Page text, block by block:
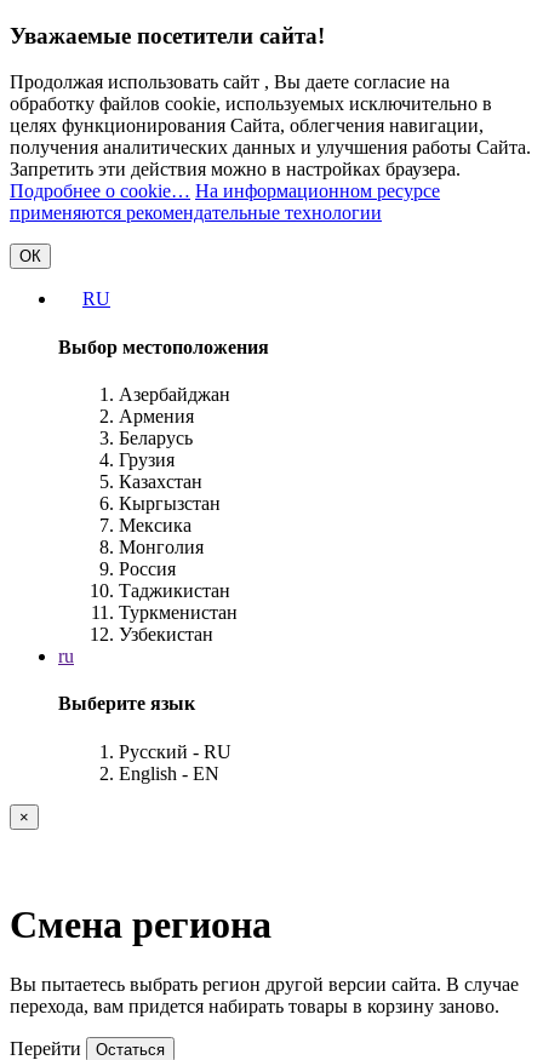
Уважаемые посетители сайта!
Продолжая использовать сайт , Вы даете согласие на
обработку файлов cookie, используемых исключительно в
целях функционирования Сайта, облегчения навигации,
получения аналитических данных и улучшения работы Сайта.
Запретить эти действия можно в настройках браузера.
Подробнее о cookie… На информационном ресурсе
применяются рекомендательные технологии
ОК
RU
Выбор местоположения
Азербайджан
Армения
Беларусь
Грузия
Казахстан
Кыргызстан
Мексика
Монголия
Россия
Таджикистан
Туркменистан
Узбекистан
ru
Выберите язык
Русский - RU
English - EN
×
Смена региона
Вы пытаетесь выбрать регион другой версии сайта. В случае
перехода, вам придется набирать товары в корзину заново.
Перейти Остаться